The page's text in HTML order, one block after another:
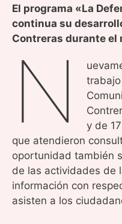
El programa «La
continua su
Contreras durante el
N
y de
que atendieron
oportunidad también
de las actividades de
información con
asisten a los